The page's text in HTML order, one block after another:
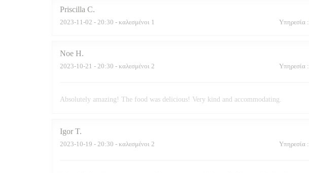
Priscilla C
2023-11-02 - 20:30 - καλεσμένοι 1 Υπηρεσία:
Noe H
2023-10-21 - 20:30 - καλεσμένοι 2 Υπηρεσία:
Absolutely amazing! The food was delicious! Very kind and accommodating.
Igor T
2023-10-19 - 20:30 - καλεσμένοι 2 Υπηρεσία: